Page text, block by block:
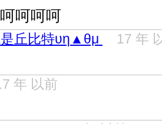
呵呵呵
丘比特υη▲θμ 17 年
年 以前